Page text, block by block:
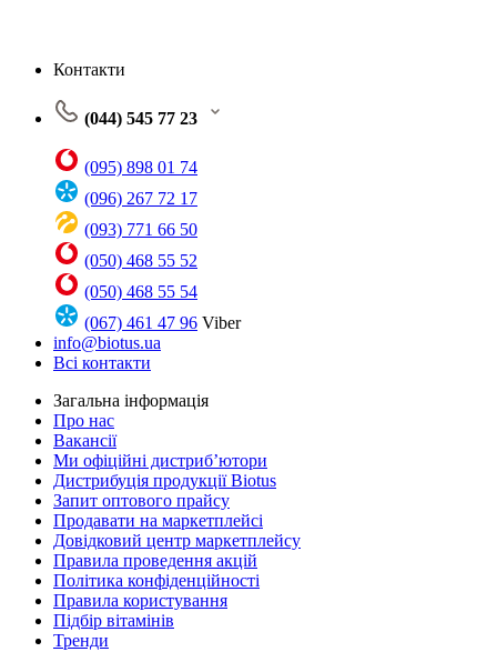
Контакти
(044) 545 77 23
(095) 898 01 74
(096) 267 72 17
(093) 771 66 50
(050) 468 55 52
(050) 468 55 54
(067) 461 47 96 Viber
info@biotus.ua
Всі контакти
Загальна інформація
Про нас
Вакансії
Ми офіційні дистриб’ютори
Дистрибуція продукції Biotus
Запит оптового прайсу
Продавати на маркетплейсі
Довідковий центр маркетплейсу
Правила проведення акцій
Політика конфіденційності
Правила користування
Підбір вітамінів
Тренди